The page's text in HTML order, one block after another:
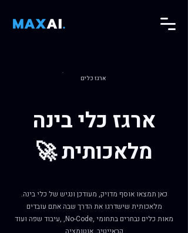
ארגז כלים
ארגז כלי בינה
🚀 מלאכותית
.כאן תמצאו אוסף מדויק, מעודכן ונגיש של כלי בינה
מלאכותית שישדרגו את הדרך שבה אתם עובדים
עיבוד שפה ועוד, ,No-Code, מאות כלים נבחרים בתחומי